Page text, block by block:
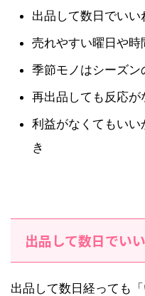
出品して数日でいい
売れやすい曜日や時
季節モノはシーズン
再出品しても反応が
利益がなくてもいい
き
出品して数日でい
出品して数日経っても